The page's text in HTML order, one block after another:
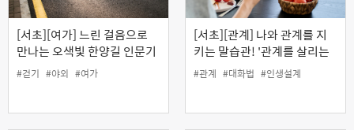
[서초][여가] 느린 걸음으로
만나는 오색빛 한양길 인문기
행
#걷기 #야외 #여가
[서초][관계] 나와 관계를 지
키는 말습관! '관계를 살리는
품격 있는 대화 기술'
#관계 #대화법 #인생설계